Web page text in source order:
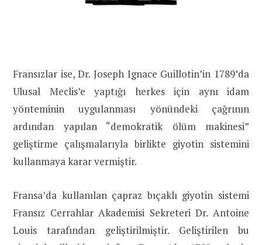
Fransızlar ise, Dr. Joseph Ignace Guillotin’in 1789’da
Ulusal Meclis’e yaptığı herkes için aynı idam
yönteminin uygulanması yönündeki çağrının
ardından yapılan “demokratik ölüm makinesi”
geliştirme çalışmalarıyla birlikte giyotin sistemini
kullanmaya karar vermiştir.
Fransa’da kullanılan çapraz bıçaklı giyotin sistemi
Fransız Cerrahlar Akademisi Sekreteri Dr. Antoine
Louis tarafından geliştirilmiştir. Geliştirilen bu